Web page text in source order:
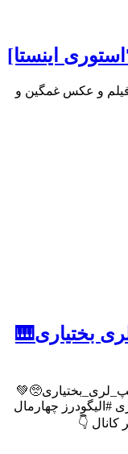
اینستا]
فیلم و عکس غمگین و
بختیاری🎹
#الیگودرز چهارمال
👇